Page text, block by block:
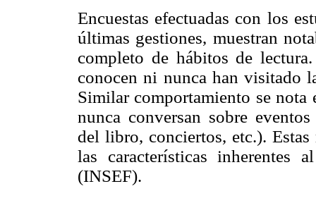
Encuestas efectuadas con los
últimas gestiones, muestran
completo de hábitos de
conocen ni nunca han visitado
Similar comportamiento se nota
nunca conversan sobre
del libro, conciertos, etc.).
las características inherentes
(INSEF).